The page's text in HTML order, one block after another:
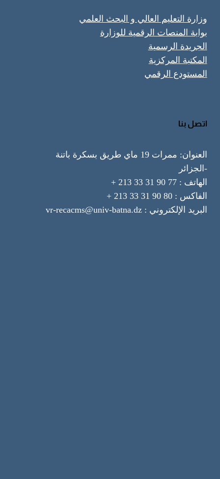
وزارة التعليم العالي و البحث العلمي
بوابة المنصات الرقمية للوزارة
الجريدة الرسمية
المكتبة المركزية
المستودع الرقمي
اتصل بنا
العنوان: ممرات 19 ماي طريق بسكرة باتنة
-الجزائر
الهاتف : 77 90 31 33 213 +
الفاكس : 80 90 31 33 213 +
البريد الإلكتروني : vr-recacms@univ-batna.dz